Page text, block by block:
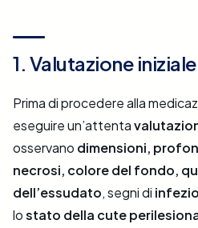
1. Valutazione
Prima di procedere alla
eseguire un’attenta
osservano dimensioni,
necrosi, colore del fondo,
dell’essudato, segni di
lostato della cute